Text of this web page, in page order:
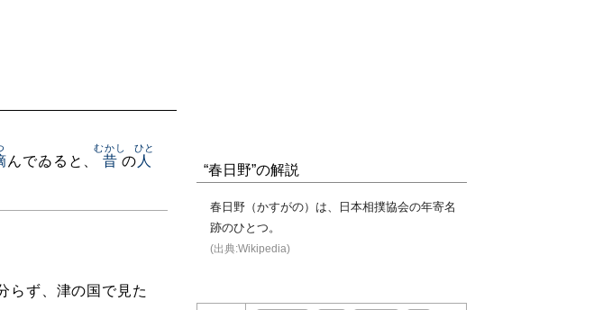
んでゐると、 昔
むかし
の 人
ひと
らず、津の国で見た
“春日野”の解説
春日野（かすがの）は、日本相撲協会の年寄名
跡のひとつ。
(出典:Wikipedia)